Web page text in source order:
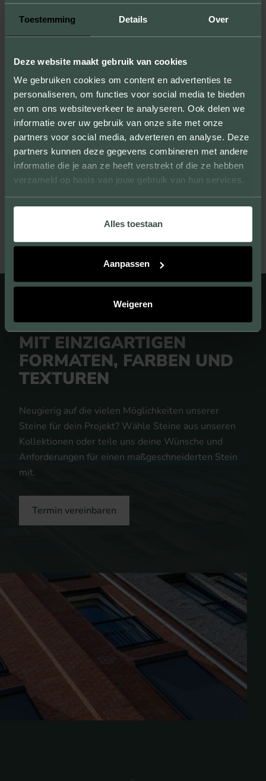
Toestemming Details Over
Deze website maakt gebruik van cookies
We gebruiken cookies om content en advertenties te
personaliseren, om functies voor social media te bieden
en om ons websiteverkeer te analyseren. Ook delen we
informatie over uw gebruik van onze site met onze
partners voor social media, adverteren en analyse. Deze
partners kunnen deze gegevens combineren met andere
informatie die je aan ze heeft verstrekt of die ze hebben
verzameld op basis van jouw gebruik van hun services.
Alles toestaan
Aanpassen
Weigeren
Durch die Anfertigung von Mustern zeigen
wir Ihnen nicht nur die Größen, Farben und
der Qualität unserer Produkte überzeugen.
EINZIGARTIGES AUSSEHEN
Wir liefern Verblendziegel, die große und
kleine Projekte verschönern und ihnen ein
EINE EIGENE AUSSTRAHLUNG
MIT EINZIGARTIGEN
FORMATEN, FARBEN UND
TEXTUREN
Neugierig auf die vielen Möglichkeiten unserer
Steine für dein Projekt? Wähle Steine aus unseren
Kollektionen oder teile uns deine Wünsche und
Anforderungen für einen maßgeschneiderten Stein
mit.
Termin vereinbaren